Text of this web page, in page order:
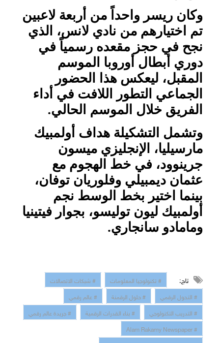
وكان ريسر واحداً من أربعة لاعبين
تم اختيارهم من نادي لانس، الذي
نجح في حجز مقعده رسمياً في
دوري أبطال أوروبا الموسم
المقبل، ليعكس هذا الحضور
الجماعي التطور اللافت في أداء
الفريق خلال الموسم الحالي.
وتشمل التشكيلة هداف أولمبيك
مارسيليا، الإنجليزي ميسون
جرينوود، في خط الهجوم مع
عثمان ديمبيلي وفلوريان توفان،
بينما اختير بخط الوسط نجم
أولمبيك ليون توليسو، بجوار فيتينيا
ومامادو سانجاري.
تاج: # تكنولوجيا المعلومات
# شبكات الاتصالات
# التحول الرقمي
# حلول الرقمنة
# عالم رقمي
# التدريب التكنولوجي
# بناء القدرات الرقمية
# جريدة عالم رقمي
# Alam Rakamy Newspaper